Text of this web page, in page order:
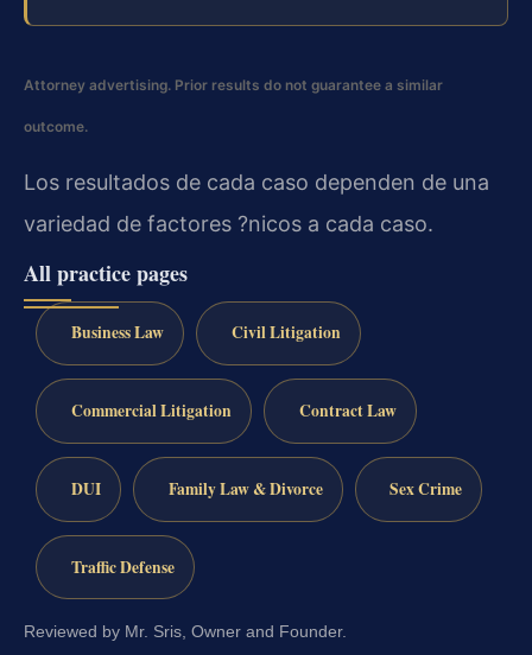
Attorney advertising. Prior results do not guarantee a similar
outcome.
Los resultados de cada caso dependen de una
variedad de factores ?nicos a cada caso.
All practice pages
Business Law Civil Litigation
Commercial Litigation Contract Law
DUI Family Law & Divorce Sex Crime
Traffic Defense
Reviewed by Mr. Sris, Owner and Founder.